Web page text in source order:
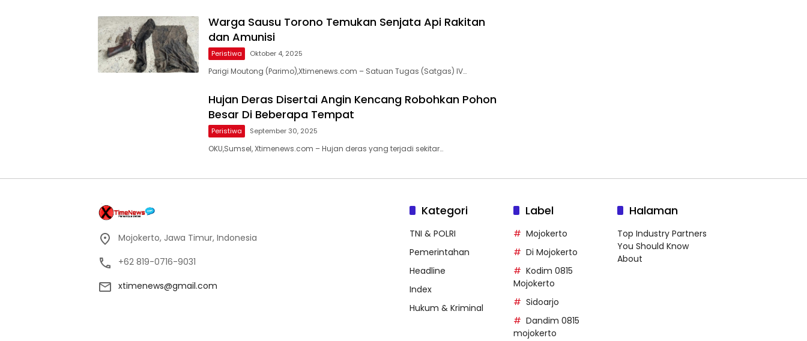
Warga Sausu Torono Temukan Senjata Api Rakitan
dan Amunisi
Peristiwa Oktober 4, 2025
Parigi Moutong (Parimo),Xtimenews.com – Satuan Tugas (Satgas) IV…
Hujan Deras Disertai Angin Kencang Robohkan Pohon
Besar Di Beberapa Tempat
Peristiwa September 30, 2025
OKU,Sumsel, Xtimenews.com – Hujan deras yang terjadi sekitar…
Mojokerto, Jawa Timur, Indonesia
+62 819-0716-9031
xtimenews@gmail.com
Kategori
TNI & POLRI
Pemerintahan
Headline
Index
Hukum & Kriminal
Label
Mojokerto
Di Mojokerto
Kodim 0815
Mojokerto
Sidoarjo
Dandim 0815
mojokerto
Halaman
Top Industry Partners
You Should Know
About